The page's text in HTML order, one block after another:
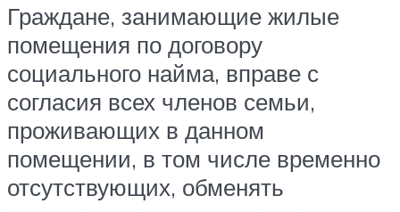
Граждане, занимающие жилые
помещения по договору
социального найма, вправе с
согласия всех членов семьи,
проживающих в данном
помещении, в том числе временно
отсутствующих, обменять